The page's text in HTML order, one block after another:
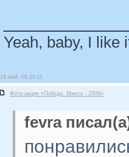
Yeah, baby, I like
18 май, 09 20:11
Фото-акция «Победа. Минск - 2009»
fevra